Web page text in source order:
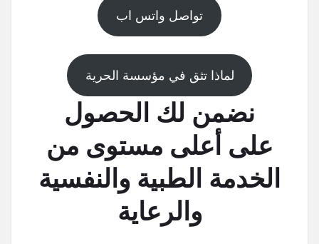
تواصل واتس اب
لماذا تثق في مؤسسة الحرية
نضمن لك الحصول
على أعلى مستوى من
الخدمة الطبية والنفسية
والرعاية